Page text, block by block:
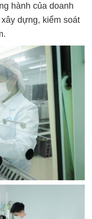
hành của doanh
dựng, kiểm soát